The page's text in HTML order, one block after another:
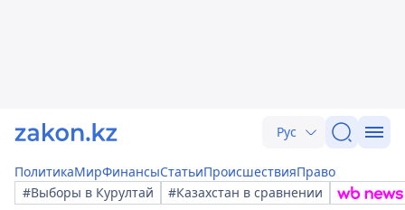
Рус
ПолитикаМирФинансыСтатьиПроисшествияПраво
#Выборы в Курултай
#Казахстан в сравнении